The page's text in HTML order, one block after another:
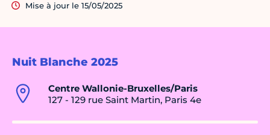
Nuit Blanche 2025
Centre Wallonie-Bruxelles/Paris
127 - 129 rue Saint Martin, Paris 4e
Mise à jour le 15/05/2025